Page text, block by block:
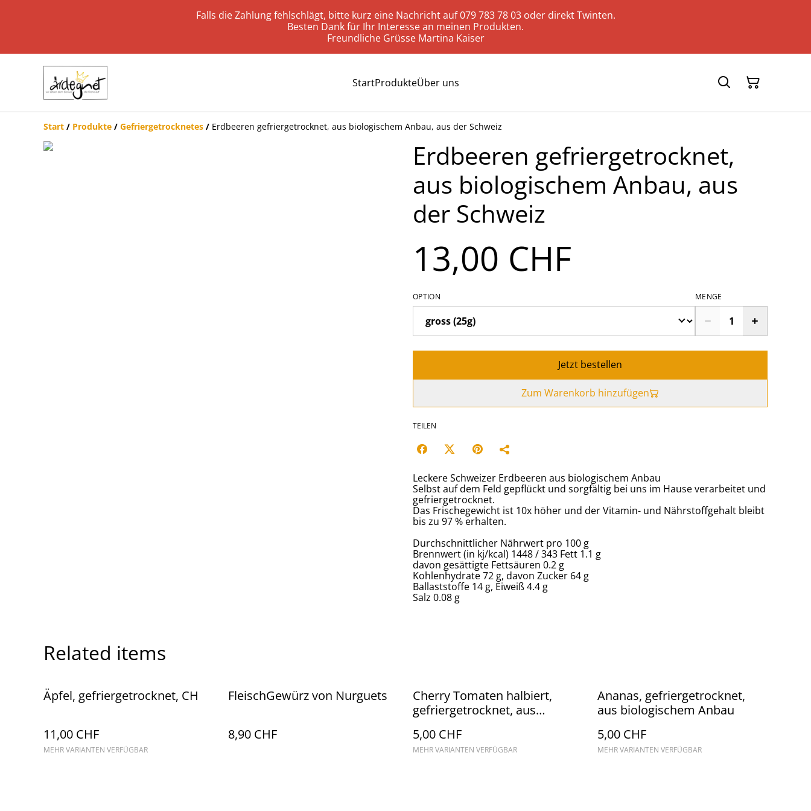
Falls die Zahlung fehlschlägt, bitte kurz eine Nachricht auf 079 783 78 03 oder direkt Twinten.
Besten Dank für Ihr Interesse an meinen Produkten.
Freundliche Grüsse Martina Kaiser
StartProdukteÜber uns
Start / Produkte / Gefriergetrocknetes / Erdbeeren gefriergetrocknet, aus biologischem Anbau, aus der Schweiz
Erdbeeren gefriergetrocknet,
aus biologischem Anbau, aus
der Schweiz
13,00 CHF
OPTION MENGE
Jetzt bestellen
Zum Warenkorb hinzufügen
TEILEN
Leckere Schweizer Erdbeeren aus biologischem Anbau
Selbst auf dem Feld gepflückt und sorgfältig bei uns im Hause verarbeitet und
gefriergetrocknet.
Das Frischegewicht ist 10x höher und der Vitamin- und Nährstoffgehalt bleibt
bis zu 97 % erhalten.
Durchschnittlicher Nährwert pro 100 g
Brennwert (in kj/kcal) 1448 / 343 Fett 1.1 g
davon gesättigte Fettsäuren 0.2 g
Kohlenhydrate 72 g, davon Zucker 64 g
Ballaststoffe 14 g, Eiweiß 4.4 g
Salz 0.08 g
Related items
Äpfel, gefriergetrocknet, CH
11,00 CHF
MEHR VARIANTEN VERFÜGBAR
FleischGewürz von Nurguets
8,90 CHF
Cherry Tomaten halbiert,
gefriergetrocknet, aus
5,00 CHF
MEHR VARIANTEN VERFÜGBAR
Ananas, gefriergetrocknet,
aus biologischem Anbau
5,00 CHF
MEHR VARIANTEN VERFÜGBAR